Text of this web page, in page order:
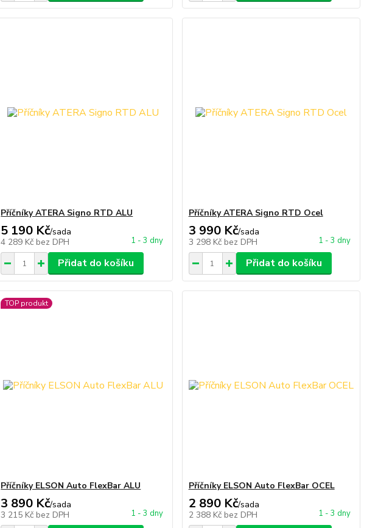
Příčníky ATERA Signo RTD ALU
5 190 Kč/sada
4 289 Kč bez DPH 1 - 3 dny
Přidat do košíku
Příčníky ATERA Signo RTD Ocel
3 990 Kč/sada
3 298 Kč bez DPH 1 - 3 dny
Přidat do košíku
TOP produkt
Příčníky ELSON Auto FlexBar ALU
3 890 Kč/sada
3 215 Kč bez DPH 1 - 3 dny
Příčníky ELSON Auto FlexBar OCEL
2 890 Kč/sada
2 388 Kč bez DPH 1 - 3 dny